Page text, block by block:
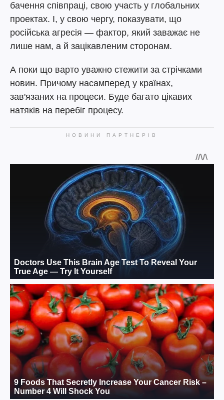
бачення співпраці, свою участь у глобальних
проектах. І, у свою чергу, показувати, що
російська агресія — фактор, який заважає не
лише нам, а й зацікавленим сторонам.
А поки що варто уважно стежити за стрічками
новин. Причому насамперед у країнах,
зав'язаних на процеси. Буде багато цікавих
натяків на перебіг процесу.